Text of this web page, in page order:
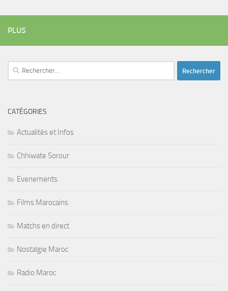
PLUS
Rechercher :
CATÉGORIES
Actualités et Infos
Chhiwate Sorour
Evenements
Films Marocains
Matchs en direct
Nostalgie Maroc
Radio Maroc